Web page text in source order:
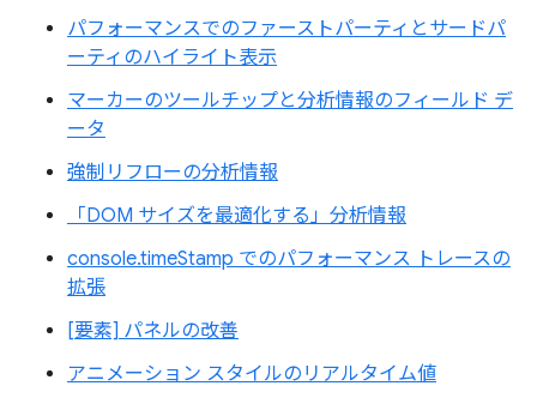
パフォーマンスでのファーストパーティとサードパ
ーティのハイライト表示
マーカーのツールチップと分析情報のフィールド デ
ータ
強制リフローの分析情報
「DOM サイズを最適化する」分析情報
console.timeStamp でのパフォーマンス トレースの
拡張
[要素] パネルの改善
アニメーション スタイルのリアルタイム値